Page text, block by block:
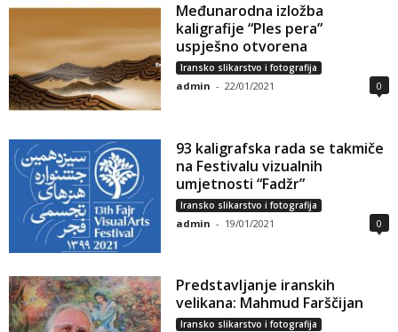
Međunarodna izložba
kaligrafije “Ples pera”
uspješno otvorena
Iransko slikarstvo i fotografija
admin - 22/01/2021 0
93 kaligrafska rada se takmiče
na Festivalu vizualnih
umjetnosti “Fadžr”
Iransko slikarstvo i fotografija
admin - 19/01/2021 0
Predstavljanje iranskih
velikana: Mahmud Farščijan
Iransko slikarstvo i fotografija